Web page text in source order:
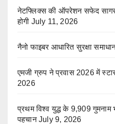
नेटफ्लिक्स की ऑपरेशन सफेद
होगी July 11, 2026
नैनो फाइबर आधारित सुरक्षा
एमजी ग्रुप ने प्रवास 2026 में
2026
प्रथम विश्व युद्ध के 9,909 गुमनाम
पहचान July 9, 2026